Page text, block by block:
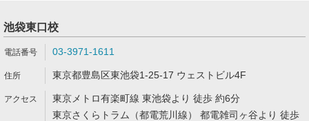
池袋東口校
03-3971-1611
東京都豊島区東池袋1-25-17 ウェストビル4F
東京メトロ有楽町線 東池袋より 徒歩 約6分
東京さくらトラム（都電荒川線） 都電雑司ヶ谷より 徒歩